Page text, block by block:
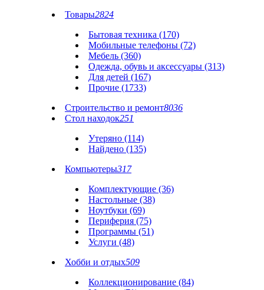
Товары2824
Бытовая техника (170)
Мобильные телефоны (72)
Мебель (360)
Одежда, обувь и аксессуары (313)
Для детей (167)
Прочие (1733)
Строительство и ремонт8036
Стол находок251
Утеряно (114)
Найдено (135)
Компьютеры317
Комплектующие (36)
Настольные (38)
Ноутбуки (69)
Периферия (75)
Программы (51)
Услуги (48)
Хобби и отдых509
Коллекционирование (84)